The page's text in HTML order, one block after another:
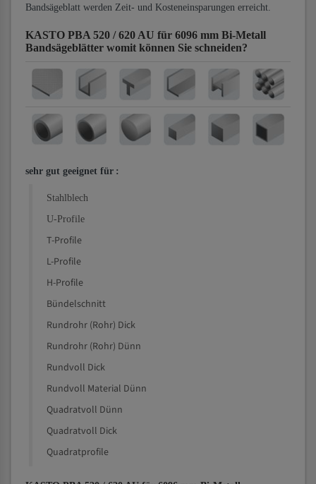
Bandsägeblatt werden Zeit- und Kosteneinsparungen erreicht.
KASTO PBA 520 / 620 AU für 6096 mm Bi-Metall
Bandsägeblätter womit können Sie schneiden?
sehr gut geeignet für :
Stahlblech
U-Profile
T-Profile
L-Profile
H-Profile
Bündelschnitt
Rundrohr (Rohr) Dick
Rundrohr (Rohr) Dünn
Rundvoll Dick
Rundvoll Material Dünn
Quadratvoll Dünn
Quadratvoll Dick
Quadratprofile